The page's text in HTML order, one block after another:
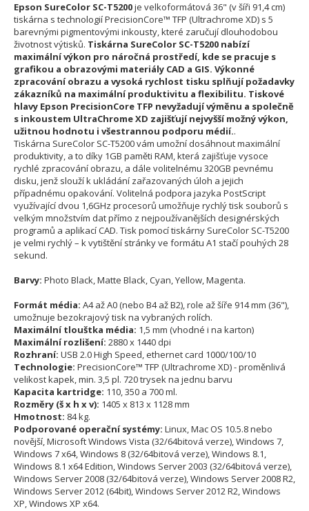
Epson SureColor SC-T5200je velkoformátová 36" (v šíři 91,4 cm)
tiskárna s technologií PrecisionCore™ TFP (Ultrachrome XD) s 5
barevnými pigmentovými inkousty, které zaručují dlouhodobou
životnost výtisků. Tiskárna SureColor SC-T5200 nabízí
maximální výkon pro náročná prostředí, kde se pracuje s
grafikou a obrazovými materiály CAD a GIS. Výkonné
zpracování obrazu a vysoká rychlost tisku splňují požadavky
zákazníků na maximální produktivitu a flexibilitu. Tiskové
hlavy Epson PrecisionCore TFP nevyžadují výměnu a společně
s inkoustem UltraChrome XD zajišťují nejvyšší možný výkon,
užitnou hodnotu i všestrannou podporu médií..
Tiskárna SureColor SC-T5200 vám umožní dosáhnout maximální
produktivity, a to díky 1GB paměti RAM, která zajišťuje vysoce
rychlé zpracování obrazu, a dále volitelnému 320GB pevnému
disku, jenž slouží k ukládání zařazovaných úloh a jejich
případnému opakování. Volitelná podpora jazyka PostScript
využívající dvou 1,6GHz procesorů umožňuje rychlý tisk souborů s
velkým množstvím dat přímo z nejpoužívanějších designérských
programů a aplikací CAD. Tisk pomocí tiskárny SureColor SC-T5200
je velmi rychlý – k vytištění stránky ve formátu A1 stačí pouhých 28
sekund.
Barvy: Photo Black, Matte Black, Cyan, Yellow, Magenta.
Formát média: A4 až A0 (nebo B4 až B2), role až šíře 914 mm (36"),
umožnuje bezokrajový tisk na vybraných rolích.
Maximální tlouštka média: 1,5 mm (vhodné i na karton)
Maximální rozlišení: 2880 x 1440 dpi
Rozhraní: USB 2.0 High Speed, ethernet card 1000/100/10
Technologie: PrecisionCore™ TFP (Ultrachrome XD) - proměnlivá
velikost kapek, min. 3,5 pl. 720 trysek na jednu barvu
Kapacita kartridge: 110, 350 a 700 ml.
Rozměry (š x h x v): 1405 x 813 x 1128 mm
Hmotnost: 84 kg.
Podporované operační systémy: Linux, Mac OS 10.5.8 nebo
novější, Microsoft Windows Vista (32/64bitová verze), Windows 7,
Windows 7 x64, Windows 8 (32/64bitová verze), Windows 8.1,
Windows 8.1 x64 Edition, Windows Server 2003 (32/64bitová verze),
Windows Server 2008 (32/64bitová verze), Windows Server 2008 R2,
Windows Server 2012 (64bit), Windows Server 2012 R2, Windows
XP, Windows XP x64.